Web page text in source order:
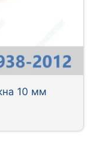
10 мм